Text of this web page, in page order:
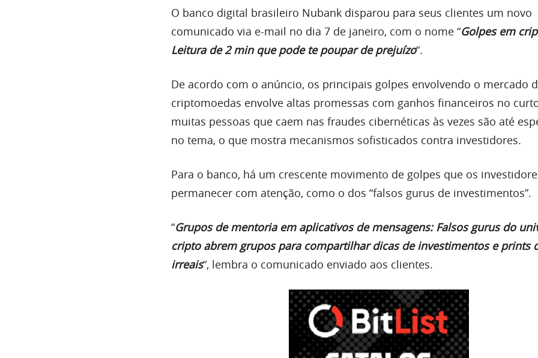
O banco digital brasileiro Nubank disparou para seus clientes um novo
comunicado via e-mail no dia 7 de janeiro, com o nome “Golpes em
Leitura de 2 min que pode te poupar de prejuízo“.
De acordo com o anúncio, os principais golpes envolvendo o mercado
criptomoedas envolve altas promessas com ganhos financeiros no
muitas pessoas que caem nas fraudes cibernéticas às vezes são até
no tema, o que mostra mecanismos sofisticados contra investidores.
Para o banco, há um crescente movimento de golpes que os
permanecer com atenção, como o dos “falsos gurus de investimentos”.
“Grupos de mentoria em aplicativos de mensagens: Falsos gurus do
cripto abrem grupos para compartilhar dicas de investimentos e prints
irreais“, lembra o comunicado enviado aos clientes.